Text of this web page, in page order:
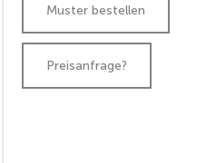
Preisanfrage?